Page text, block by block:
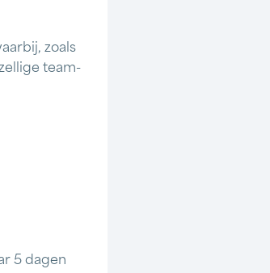
zoals
team-
5 dagen